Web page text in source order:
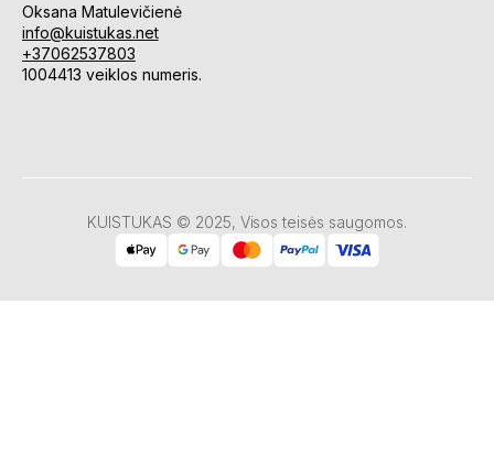
Oksana Matulevičienė
info@kuistukas.net
+37062537803
1004413 veiklos numeris.
KUISTUKAS © 2025, Visos teisės saugomos.